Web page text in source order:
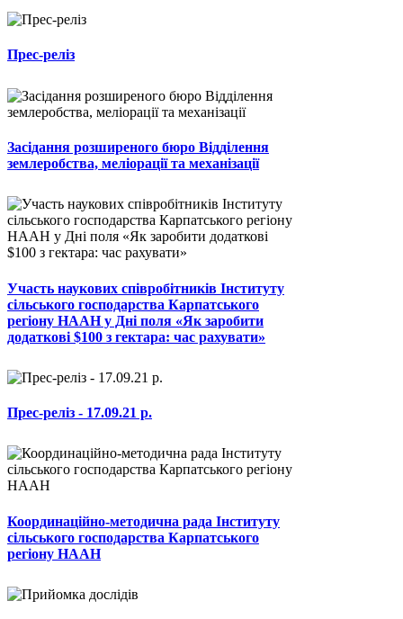
Прес-реліз
Засідання розширеного бюро Відділення
землеробства, меліорації та механізації
Участь наукових співробітників Інституту
сільського господарства Карпатського
регіону НААН у Дні поля «Як заробити
додаткові $100 з гектара: час рахувати»
Прес-реліз - 17.09.21 р.
Координаційно-методична рада Інституту
сільського господарства Карпатського
регіону НААН